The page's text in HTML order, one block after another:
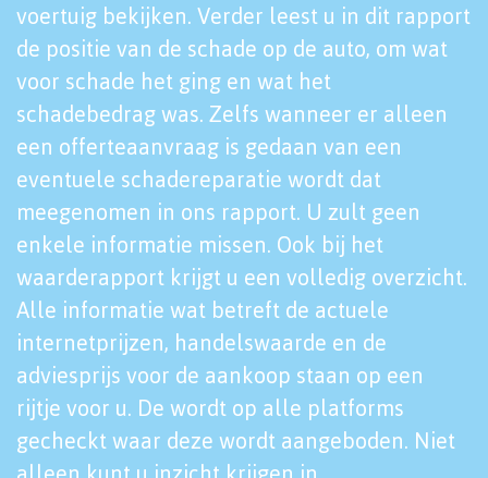
voertuig bekijken. Verder leest u in dit rapport
de positie van de schade op de auto, om wat
voor schade het ging en wat het
schadebedrag was. Zelfs wanneer er alleen
een offerteaanvraag is gedaan van een
eventuele schadereparatie wordt dat
meegenomen in ons rapport. U zult geen
enkele informatie missen. Ook bij het
waarderapport krijgt u een volledig overzicht.
Alle informatie wat betreft de actuele
internetprijzen, handelswaarde en de
adviesprijs voor de aankoop staan op een
rijtje voor u. De wordt op alle platforms
gecheckt waar deze wordt aangeboden. Niet